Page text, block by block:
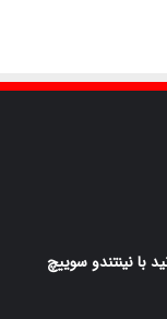
با نینتندو سوییچ